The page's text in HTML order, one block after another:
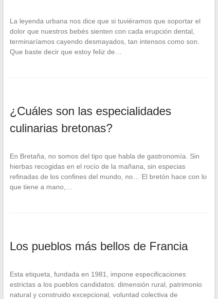
La leyenda urbana nos dice que si tuviéramos que soportar el
dolor que nuestros bebés sienten con cada erupción dental,
terminaríamos cayendo desmayados, tan intensos como son.
Que baste decir que estoy feliz de…
¿Cuáles son las especialidades
culinarias bretonas?
En Bretaña, no somos del tipo que habla de gastronomía. Sin
hierbas recogidas en el rocío de la mañana, sin especias
refinadas de los confines del mundo, no… El bretón hace con lo
que tiene a mano,…
Los pueblos más bellos de Francia
Esta etiqueta, fundada en 1981, impone especificaciones
estrictas a los pueblos candidatos: dimensión rural, patrimonio
natural y construido excepcional, voluntad colectiva de